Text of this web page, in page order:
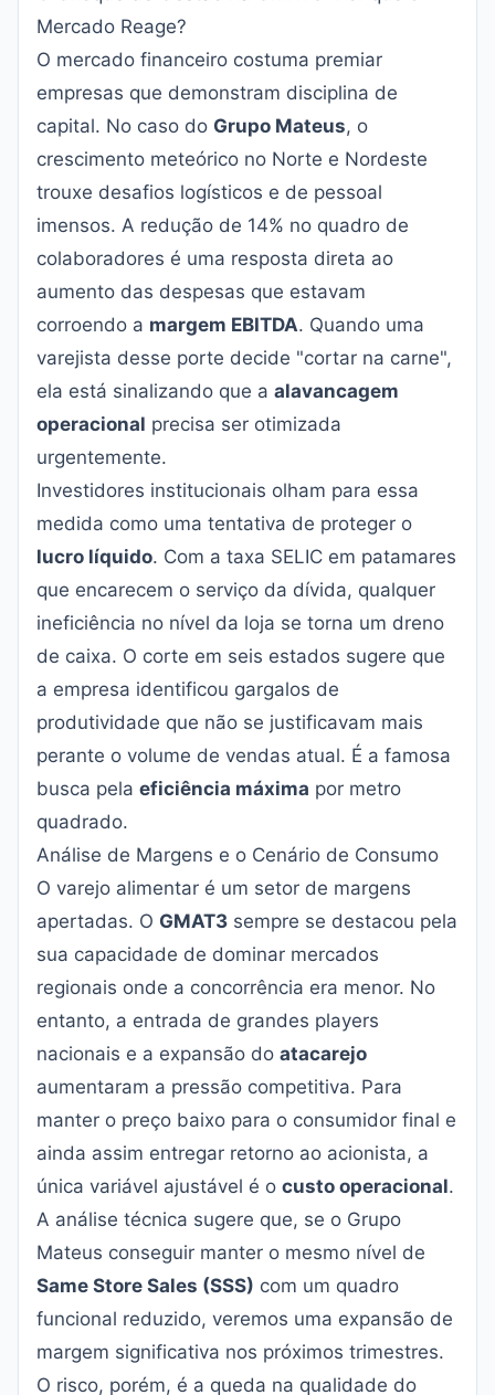
Mercado Reage?
O mercado financeiro costuma premiar
empresas que demonstram disciplina de
capital. No caso do Grupo Mateus, o
crescimento meteórico no Norte e Nordeste
trouxe desafios logísticos e de pessoal
imensos. A redução de 14% no quadro de
colaboradores é uma resposta direta ao
aumento das despesas que estavam
corroendo a margem EBITDA. Quando uma
varejista desse porte decide "cortar na carne",
ela está sinalizando que a alavancagem
operacional precisa ser otimizada
urgentemente.
Investidores institucionais olham para essa
medida como uma tentativa de proteger o
lucro líquido. Com a taxa SELIC em patamares
que encarecem o serviço da dívida, qualquer
ineficiência no nível da loja se torna um dreno
de caixa. O corte em seis estados sugere que
a empresa identificou gargalos de
produtividade que não se justificavam mais
perante o volume de vendas atual. É a famosa
busca pela eficiência máxima por metro
quadrado.
Análise de Margens e o Cenário de Consumo
O varejo alimentar é um setor de margens
apertadas. O GMAT3 sempre se destacou pela
sua capacidade de dominar mercados
regionais onde a concorrência era menor. No
entanto, a entrada de grandes players
nacionais e a expansão do atacarejo
aumentaram a pressão competitiva. Para
manter o preço baixo para o consumidor final e
ainda assim entregar retorno ao acionista, a
única variável ajustável é o custo operacional.
A análise técnica sugere que, se o Grupo
Mateus conseguir manter o mesmo nível de
Same Store Sales (SSS) com um quadro
funcional reduzido, veremos uma expansão de
margem significativa nos próximos trimestres.
O risco, porém, é a queda na qualidade do